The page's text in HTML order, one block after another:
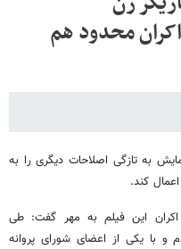
محدود هم
به تازگی اصلاحات دیگری را به
کند.
اکران این فیلم به مهر گفت: طی
و با یکی از اعضای شورای پروانه